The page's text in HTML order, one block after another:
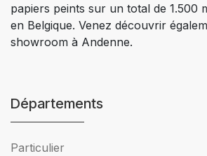
papiers peints sur un total de 1.500
en Belgique. Venez découvrir
showroom à Andenne.
Départements
Particulier